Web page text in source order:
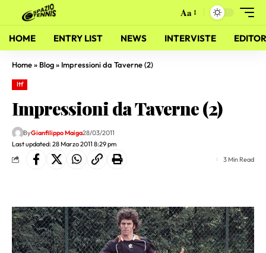
Aa
HOME ENTRY LIST NEWS INTERVISTE
Home» Blog» Impressioni da Taverne (2)
Itf
Impressioni da Taverne (2)
Last updated: 28 Marzo 2011 8:29 pm
ByGianfilippo Maiga28/03/2011
3 Min Read